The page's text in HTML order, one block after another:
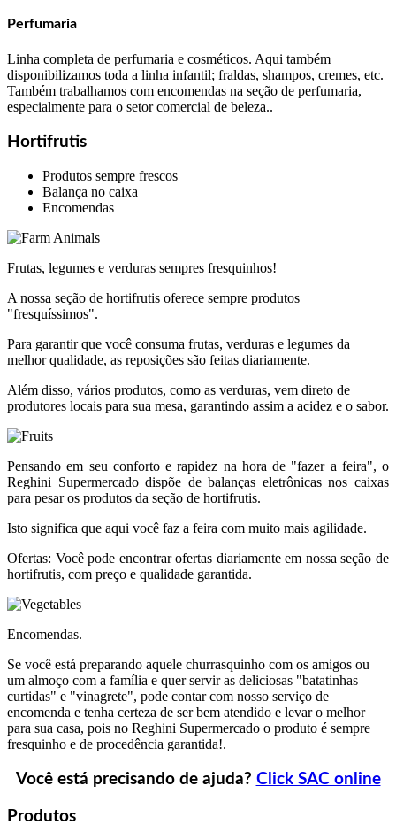
Perfumaria
Linha completa de perfumaria e cosméticos. Aqui também
disponibilizamos toda a linha infantil; fraldas, shampos, cremes, etc.
Também trabalhamos com encomendas na seção de perfumaria,
especialmente para o setor comercial de beleza..
Hortifrutis
Produtos sempre frescos
Balança no caixa
Encomendas
Frutas, legumes e verduras sempres fresquinhos!
A nossa seção de hortifrutis oferece sempre produtos
"fresquíssimos".
Para garantir que você consuma frutas, verduras e legumes da
melhor qualidade, as reposições são feitas diariamente.
Além disso, vários produtos, como as verduras, vem direto de
produtores locais para sua mesa, garantindo assim a acidez e o sabor.
Pensando em seu conforto e rapidez na hora de "fazer a feira", o
Reghini Supermercado dispõe de balanças eletrônicas nos caixas
para pesar os produtos da seção de hortifrutis.
Isto significa que aqui você faz a feira com muito mais agilidade.
Ofertas: Você pode encontrar ofertas diariamente em nossa seção de
hortifrutis, com preço e qualidade garantida.
Encomendas.
Se você está preparando aquele churrasquinho com os amigos ou
um almoço com a família e quer servir as deliciosas "batatinhas
curtidas" e "vinagrete", pode contar com nosso serviço de
encomenda e tenha certeza de ser bem atendido e levar o melhor
para sua casa, pois no Reghini Supermercado o produto é sempre
fresquinho e de procedência garantida!.
Você está precisando de ajuda? Click SAC online
Produtos